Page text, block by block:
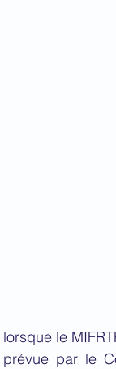
lorsque le
prévue par le